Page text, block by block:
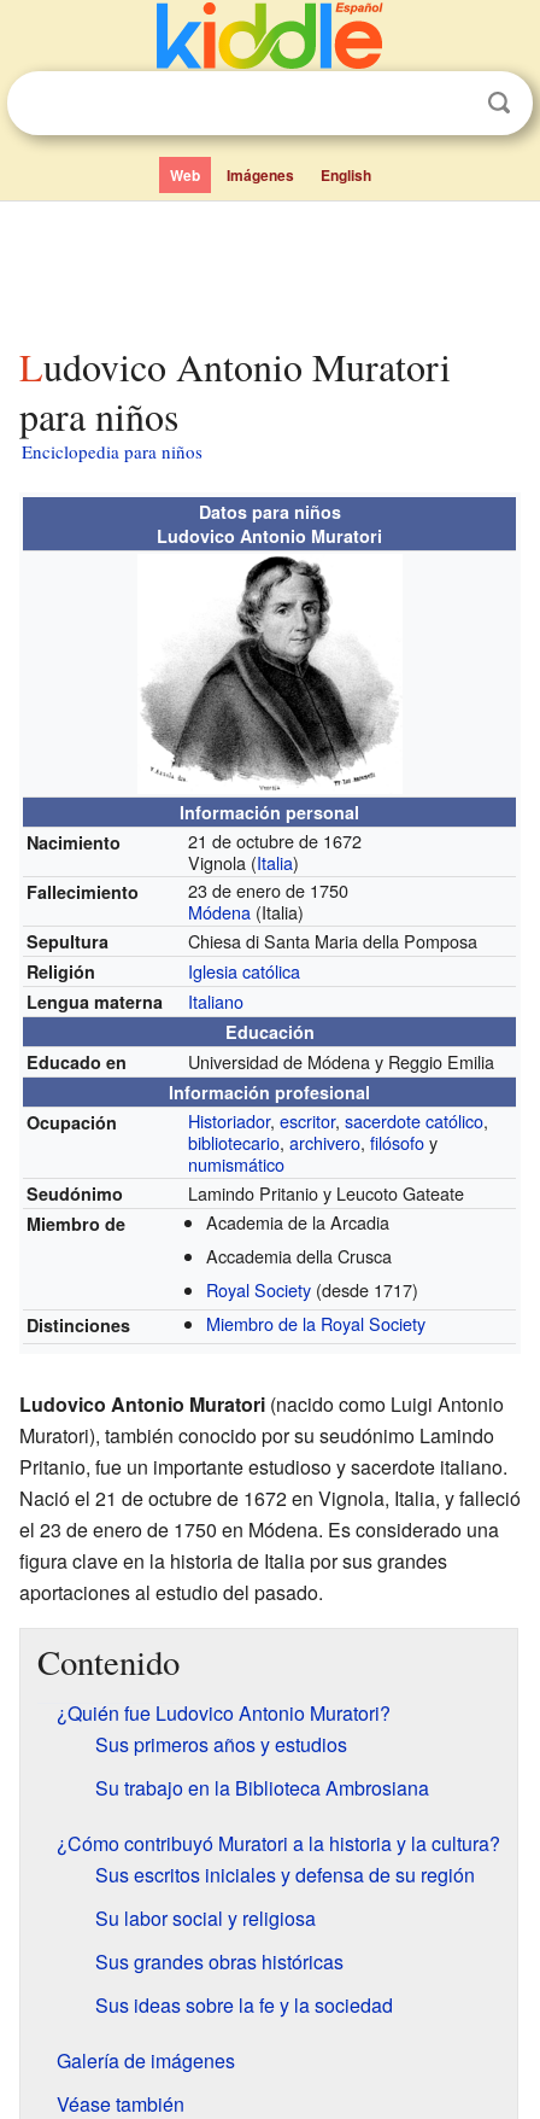
Web Imágenes English
Ludovico Antonio Muratori
para niños
Enciclopedia para niños
Datos para niños
Ludovico Antonio Muratori
Información personal
Nacimiento
21 de octubre de 1672
Vignola (Italia)
Fallecimiento
23 de enero de 1750
Módena (Italia)
Sepultura Chiesa di Santa Maria della Pomposa
Religión Iglesia católica
Lengua materna Italiano
Educación
Educado en
Universidad de Módena y Reggio Emilia
Información profesional
Ocupación
Historiador,escritor,sacerdote católico,
bibliotecario,archivero,filósofoy
numismático
Seudónimo Lamindo Pritanio y Leucoto Gateate
Miembro de
Academia de la Arcadia
Accademia della Crusca
Royal Society (desde 1717)
Distinciones Miembro de la Royal Society
Ludovico Antonio Muratori (nacido como Luigi Antonio
Muratori), también conocido por su seudónimo Lamindo
Pritanio, fue un importante estudioso y sacerdote italiano.
Nació el 21 de octubre de 1672 en Vignola, Italia, y falleció
el 23 de enero de 1750 en Módena. Es considerado una
figura clave en la historia de Italia por sus grandes
aportaciones al estudio del pasado.
Contenido
¿Quién fue Ludovico Antonio Muratori?
Sus primeros años y estudios
Su trabajo en la Biblioteca Ambrosiana
¿Cómo contribuyó Muratori a la historia y la cultura?
Sus escritos iniciales y defensa de su región
Su labor social y religiosa
Sus grandes obras históricas
Sus ideas sobre la fe y la sociedad
Galería de imágenes
Véase también